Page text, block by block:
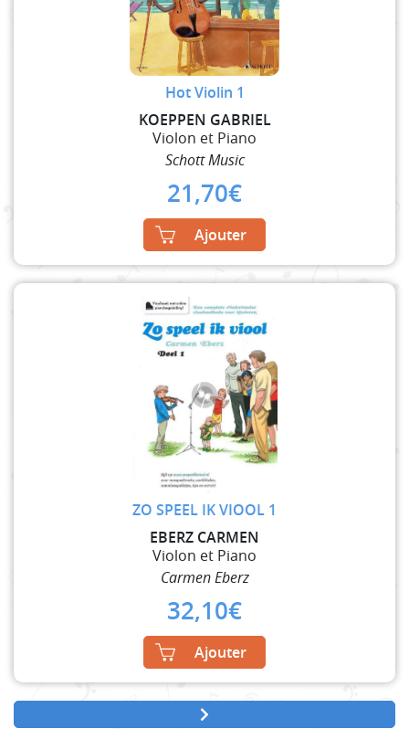
Hot Violin 1
KOEPPEN GABRIEL
Violon et Piano
Schott Music
21,70€
Ajouter
ZO SPEEL IK VIOOL 1
EBERZ CARMEN
Violon et Piano
Carmen Eberz
32,10€
Ajouter